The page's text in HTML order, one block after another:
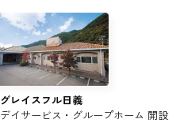
グレイスフル日義
デイサービス・グループホーム 開設